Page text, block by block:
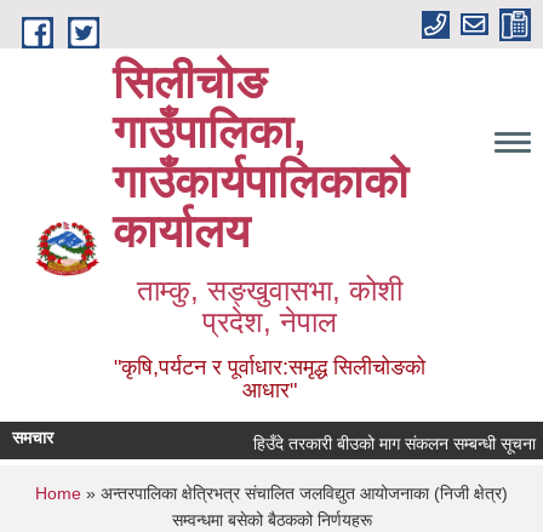
Skip to main content
सिलीचोङ
गाउँपालिका,
गाउँकार्यपालिकाको
कार्यालय
ताम्कु, सङ्‍खुवासभा, कोशी
प्रदेश, नेपाल
"कृषि,पर्यटन र पूर्वाधार:समृद्ध सिलीचोङको
आधार"
समचार हिउँदे तरकारी बीउको माग संकलन सम्बन्धी सूचना
You are here
Home » अन्तरपालिका क्षेत्रिभत्र संचालित जलविद्युत आयोजनाका (निजी क्षेत्र)
सम्वन्धमा बसेको बैठकको निर्णयहरू